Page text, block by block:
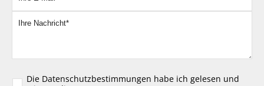
Die Datenschutzbestimmungen habe ich gelesen und